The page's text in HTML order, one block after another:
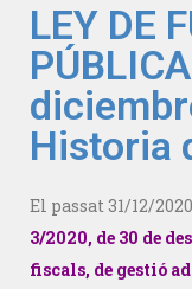
LEY DE
Historia
El passat 31/12/
3/2020, de 30 de
fiscals, de gestió